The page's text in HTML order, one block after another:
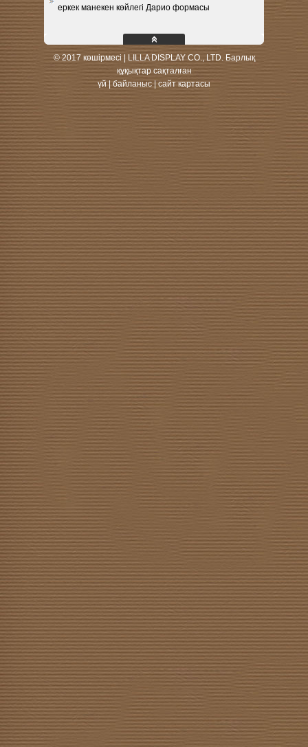
еркек манекен көйлегі Дарио формасы
© 2017 көшірмесі | LILLA DISPLAY CO., LTD. Барлық
құқықтар сақталған
үй|байланыс|сайт картасы